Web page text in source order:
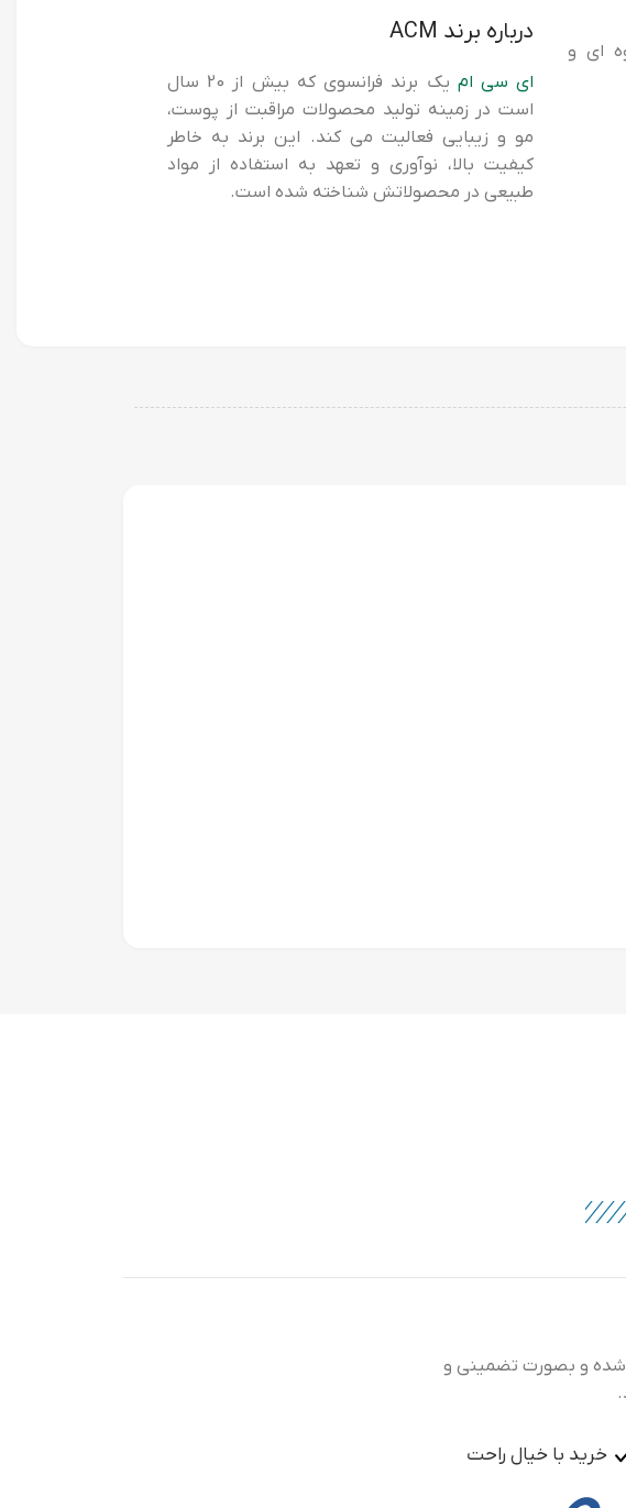
ای و
درباره برند ACM
ای سی ام
یک برند فرانسوی که بیش از 20 سال
است در زمینه تولید محصولات مراقبت از پوست،
مو و زیبایی فعالیت می کند. این برند به خاطر
کیفیت بالا، نوآوری و تعهد به استفاده از مواد
طبیعی در محصولاتش شناخته شده است.
شده و بصورت تضمینی و
خرید با خیال راحت